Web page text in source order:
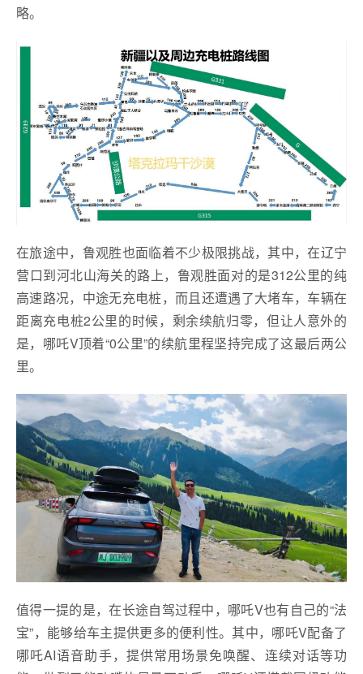
略。
在旅途中，鲁观胜也面临着不少极限挑战，其中，在辽宁
营口到河北山海关的路上，鲁观胜面对的是312公里的纯
高速路况，中途无充电桩，而且还遭遇了大堵车，车辆在
距离充电桩2公里的时候，剩余续航归零，但让人意外的
是，哪吒V顶着“0公里”的续航里程坚持完成了这最后两公
里。
值得一提的是，在长途自驾过程中，哪吒V也有自己的“法
宝”，能够给车主提供更多的便利性。其中，哪吒V配备了
哪吒AI语音助手，提供常用场景免唤醒、连续对话等功